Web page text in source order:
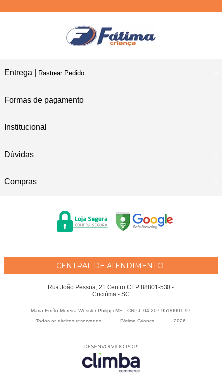
Entrega | Rastrear Pedido
Formas de pagamento
Institucional
Dúvidas
Compras
CENTRAL DE ATENDIMENTO
Rua João Pessoa, 21 Centro CEP 88801-530 -
Criciúma - SC
Maria Emília Moreira Wessler Philippi ME - CNPJ: 04.207.951/0001-97
Todos os direitos reservados
- Fátima Criança - 2026